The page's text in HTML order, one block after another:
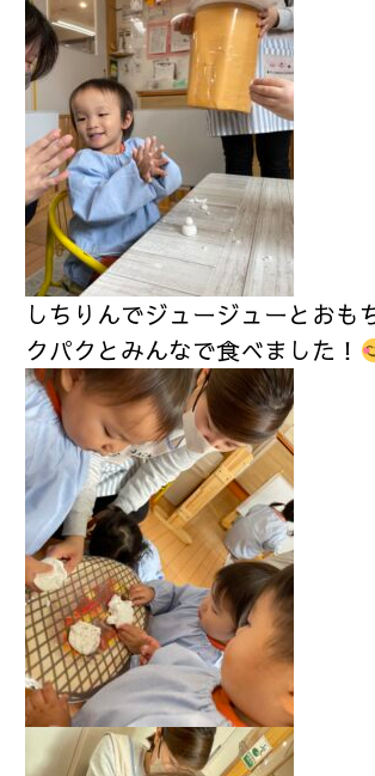
しちりんでジュージューとおも
クパクとみんなで食べました！